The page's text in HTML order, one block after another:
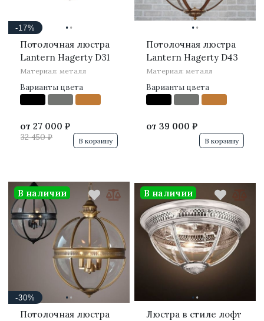
··
-17%
Потолочная люстра
Lantern Hagerty D31
Материал: металл
Варианты цвета
от 27 000 ₽
32 450 ₽ В корзину
··
Потолочная люстра
Lantern Hagerty D43
Материал: металл
Варианты цвета
от 39 000 ₽
В корзину
··
-30%
Потолочная люстра
В наличии
··
Люстра в стиле лофт
В наличии